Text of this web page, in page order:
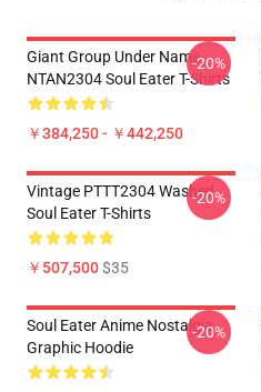
Giant Group Under Name
NTAN2304 Soul Eater T-Shirts
￥384,250 - ￥442,250
-20%
Vintage PTTT2304 Washed
Soul Eater T-Shirts
￥507,500$35
-20%
Soul Eater Anime Nostalgia
Graphic Hoodie
-20%